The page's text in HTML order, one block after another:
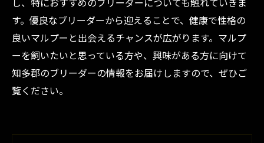
す。優良なブリーダーから迎えることで、健康で性格の
良いマルプーと出会えるチャンスが広がります。マルプ
ーを飼いたいと思っている方や、興味がある方に向けて
知多郡のブリーダーの情報をお届けしますので、ぜひご
覧ください。